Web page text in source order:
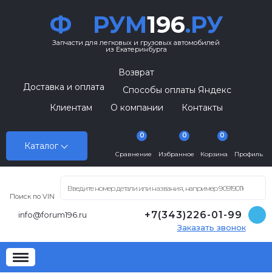
Ф РУМ196.РУ
Запчасти для легковых и грузовых автомобилей
из Екатеринбурга
Каталог
Возврат
Доставка и оплата
Способы оплаты Яндекс
Клиентам
О компании Контакты
Сравнение
0
Избранное
0
Корзина
0
Профиль
Поиск по VIN
info@forum196.ru +7(343)226-01-99
Заказать звонок